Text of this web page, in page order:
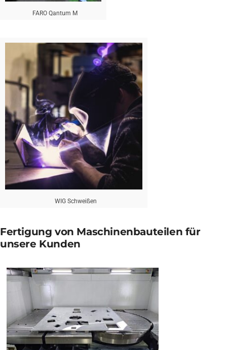
FARO Qantum M
WIG Schweißen
Fertigung von Maschinenbauteilen für
unsere Kunden